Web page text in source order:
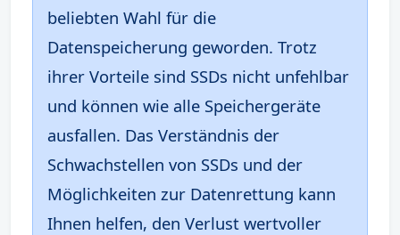
beliebten Wahl für die
Datenspeicherung geworden. Trotz
ihrer Vorteile sind SSDs nicht unfehlbar
und können wie alle Speichergeräte
ausfallen. Das Verständnis der
Schwachstellen von SSDs und der
Möglichkeiten zur Datenrettung kann
Ihnen helfen, den Verlust wertvoller